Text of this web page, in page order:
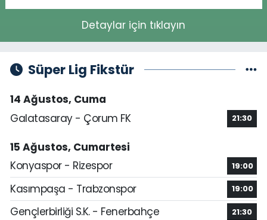
Detaylar için tıklayın
Süper Lig Fikstür
14 Ağustos, Cuma
Galatasaray - Çorum FK
21:30
15 Ağustos, Cumartesi
Konyaspor - Rizespor
19:00
Kasımpaşa - Trabzonspor 19:00
Gençlerbirliği S.K. - Fenerbahçe 21:30